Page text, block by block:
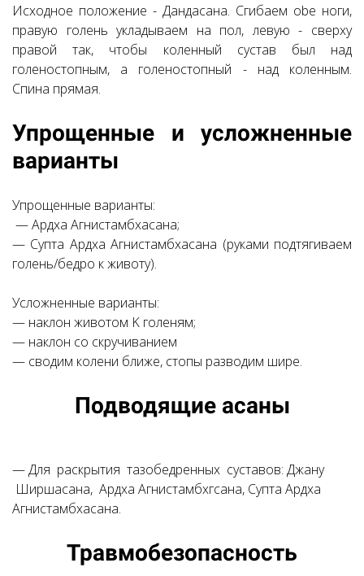
Исходное положение - Дандасана. Сгибаем obe ноги,
правую голень укладываем на пол, левую - сверху
правой так, чтобы коленный сустав был над
голеностопным, а голеностопный - над коленным.
Спина прямая.
Ссылка на это место страницы: #2
Упрощенные и усложненные
варианты
Упрощенные варианты:
—Ардха Агнистамбхасана;
— Супта Ардха Агнистамбхасана (руками подтягиваем
голень/бедро к животу).
Усложненные варианты:
— наклон животом K голеням;
— наклон со скручиванием
— сводим колени ближе, стопы разводим шире.
Ссылка на это место страницы:#3
Подводящие асаны
—Для раскрытия тазобедренных суставов: Джану
Ширшасана, Ардха Агнистамбхгсана, Супта Ардха
Агнистамбхасана.
Ссылка на это место страницы:#4
Травмобезопасность